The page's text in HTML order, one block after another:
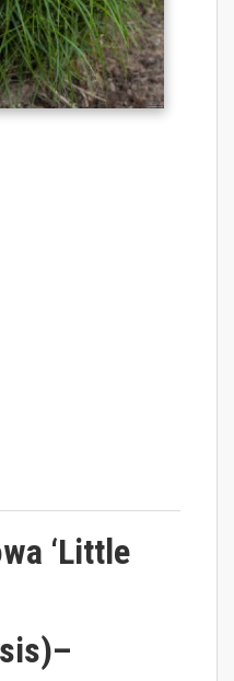
‘Little
–